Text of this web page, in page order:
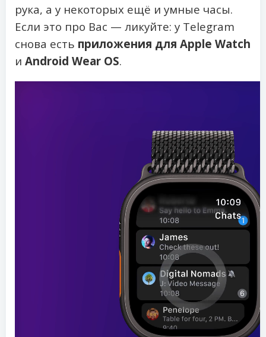
рука, а у некоторых ещё и умные часы.
Если это про Вас — ликуйте: у Telegram
снова есть приложения для Apple Watch
и Android Wear OS.